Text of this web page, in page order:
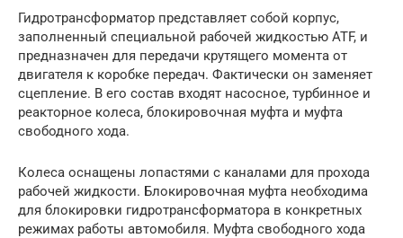
Гидротрансформатор представляет собой корпус,
заполненный специальной рабочей жидкостью ATF, и
предназначен для передачи крутящего момента от
двигателя к коробке передач. Фактически он заменяет
сцепление. В его состав входят насосное, турбинное и
реакторное колеса, блокировочная муфта и муфта
свободного хода.
Колеса оснащены лопастями с каналами для прохода
рабочей жидкости. Блокировочная муфта необходима
для блокировки гидротрансформатора в конкретных
режимах работы автомобиля. Муфта свободного хода